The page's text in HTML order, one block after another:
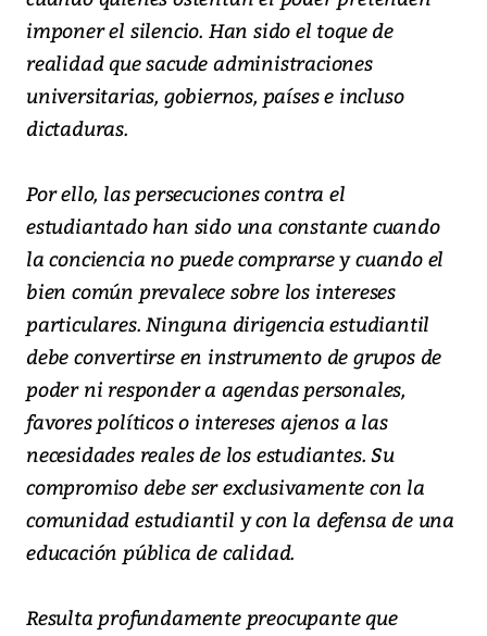
imponer el silencio. Han sido el toque de
realidad que sacude administraciones
universitarias, gobiernos, países e incluso
dictaduras.
Por ello, las persecuciones contra el
estudiantado han sido una constante cuando
la conciencia no puede comprarse y cuando el
bien común prevalece sobre los intereses
particulares. Ninguna dirigencia estudiantil
debe convertirse en instrumento de grupos de
poder ni responder a agendas personales,
favores políticos o intereses ajenos a las
necesidades reales de los estudiantes. Su
compromiso debe ser exclusivamente con la
comunidad estudiantil y con la defensa de una
educación pública de calidad.
Resulta profundamente preocupante que